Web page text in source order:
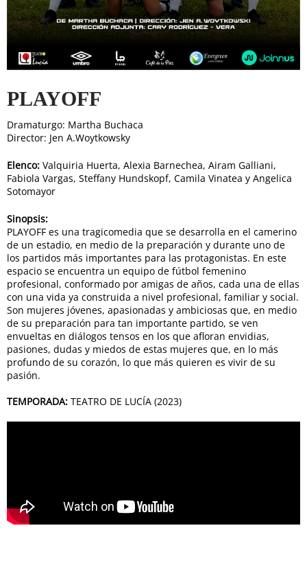
PLAYOFF
Dramaturgo: Martha Buchaca
Director: Jen A.Woytkowsky
Elenco: Valquiria Huerta, Alexia Barnechea, Airam Galliani,
Fabiola Vargas, Steffany Hundskopf, Camila Vinatea y Angelica
Sotomayor
Sinopsis:
PLAYOFF es una tragicomedia que se desarrolla en el camerino
de un estadio, en medio de la preparación y durante uno de
los partidos más importantes para las protagonistas. En este
espacio se encuentra un equipo de fútbol femenino
profesional, conformado por amigas de años, cada una de ellas
con una vida ya construida a nivel profesional, familiar y social.
Son mujeres jóvenes, apasionadas y ambiciosas que, en medio
de su preparación para tan importante partido, se ven
envueltas en diálogos tensos en los que afloran envidias,
pasiones, dudas y miedos de estas mujeres que, en lo más
profundo de su corazón, lo que más quieren es vivir de su
pasión.
TEMPORADA: TEATRO DE LUCÍA (2023)